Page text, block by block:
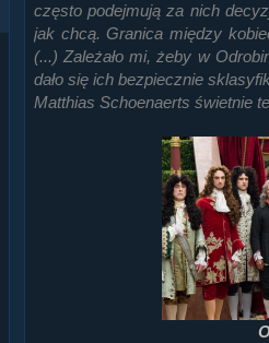
często podejmują za nich
jak chcą. Granica między
(...) Zależało mi, żeby w
dało się ich bezpiecznie
Matthias Schoenaerts świetnie